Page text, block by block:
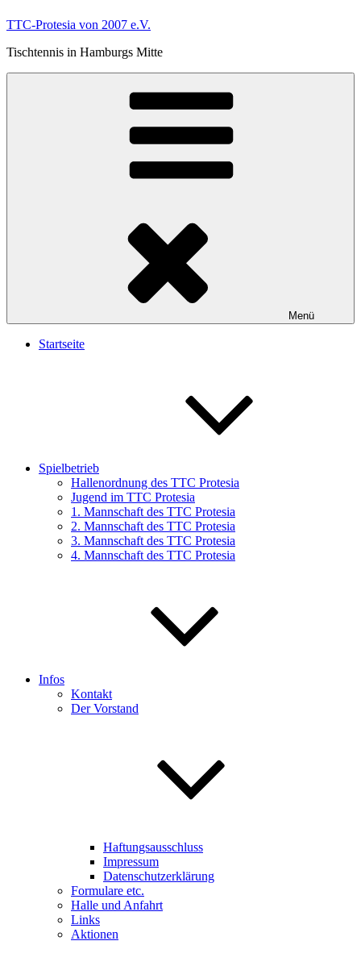
TTC-Protesia von 2007 e.V.
Tischtennis in Hamburgs Mitte
Menü
Startseite
Spielbetrieb
Hallenordnung des TTC Protesia
Jugend im TTC Protesia
1. Mannschaft des TTC Protesia
2. Mannschaft des TTC Protesia
3. Mannschaft des TTC Protesia
4. Mannschaft des TTC Protesia
Infos
Kontakt
Der Vorstand
Haftungsausschluss
Impressum
Datenschutzerklärung
Formulare etc.
Halle und Anfahrt
Links
Aktionen